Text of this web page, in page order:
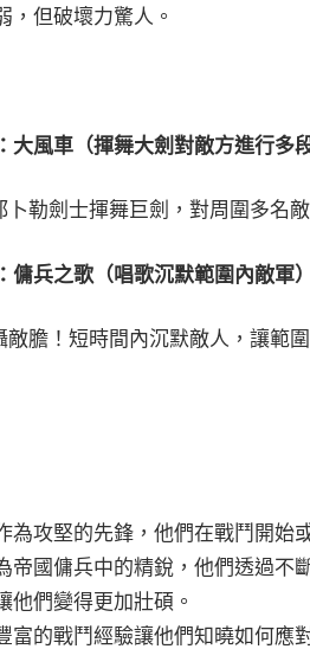
，但破壞力驚人。
大風車（揮舞大劍對敵方進行多段
勒劍士揮舞巨劍，對周圍多名
傭兵之歌（唱歌沉默範圍內敵軍）
敵膽！短時間內沉默敵人，讓範
為攻堅的先鋒，他們在戰鬥開始
帝國傭兵中的精銳，他們透過不
他們變得更加壯碩。
富的戰鬥經驗讓他們知曉如何應